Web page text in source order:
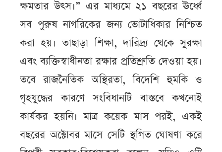
ক্ষমতার উৎস।” এর মাধ্যমে ২১ বছরের ঊর্ধ্বে
সব পুরুষ নাগরিকের জন্য ভোটাধিকার নিশ্চিত
করা হয়। তাছাড়া শিক্ষা, দারিদ্র্য থেকে সুরক্ষা
এবং ব্যক্তিস্বাধীনতা রক্ষার প্রতিশ্রুতি দেওয়া হয়।
তবে রাজনৈতিক অস্থিরতা, বিদেশি হুমকি ও
গৃহযুদ্ধের কারণে সংবিধানটি বাস্তবে কখনোই
কার্যকর হয়নি। মাত্র কয়েক মাস পরই, একই
বছরের অক্টোবর মাসে সেটি স্থগিত ঘোষণা করে